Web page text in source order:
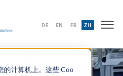
的计算机上。这些 Coo
DE EN FR ZH